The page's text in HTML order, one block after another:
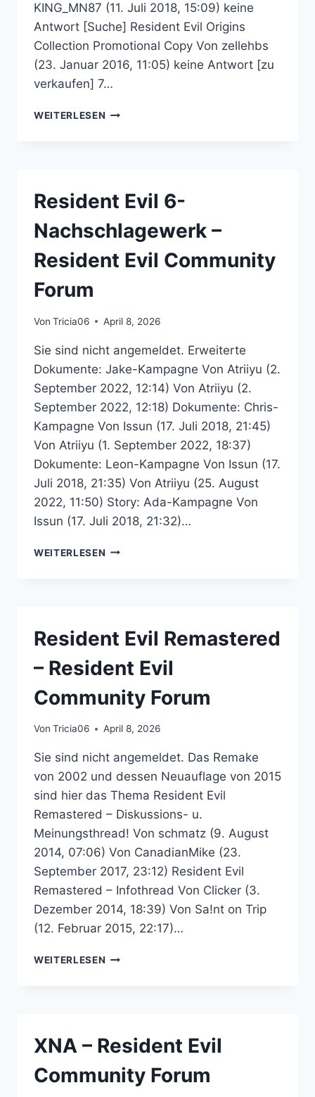
KING_MN87 (11. Juli 2018, 15:09) keine
Antwort [Suche] Resident Evil Origins
Collection Promotional Copy Von zellehbs
(23. Januar 2016, 11:05) keine Antwort [zu
verkaufen] 7…
WEITERLESEN MARKTPLATZ
Resident Evil 6-
Nachschlagewerk –
Resident Evil Community
Forum
Von Tricia06 April 8, 2026
Sie sind nicht angemeldet. Erweiterte
Dokumente: Jake-Kampagne Von Atriiyu (2.
September 2022, 12:14) Von Atriiyu (2.
September 2022, 12:18) Dokumente: Chris-
Kampagne Von Issun (17. Juli 2018, 21:45)
Von Atriiyu (1. September 2022, 18:37)
Dokumente: Leon-Kampagne Von Issun (17.
Juli 2018, 21:35) Von Atriiyu (25. August
2022, 11:50) Story: Ada-Kampagne Von
Issun (17. Juli 2018, 21:32)…
WEITERLESEN RESIDENT
EVIL
FORUM
Resident Evil Remastered
– Resident Evil
Community Forum
Von Tricia06 April 8, 2026
Sie sind nicht angemeldet. Das Remake
von 2002 und dessen Neuauflage von 2015
sind hier das Thema Resident Evil
Remastered – Diskussions- u.
Meinungsthread! Von schmatz (9. August
2014, 07:06) Von CanadianMike (23.
September 2017, 23:12) Resident Evil
Remastered – Infothread Von Clicker (3.
Dezember 2014, 18:39) Von Sa!nt on Trip
(12. Februar 2015, 22:17)…
WEITERLESEN RESIDENT
COMMUNITY
XNA – Resident Evil
Community Forum